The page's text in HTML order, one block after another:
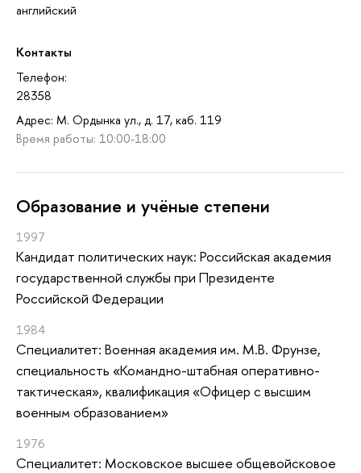
английский
Контакты
Телефон:
28358
Адрес: М. Ордынка ул., д. 17, каб. 119
Время работы: 10:00-18:00
Oбразование и учёные степени
1997
Кандидат политических наук: Российская академия
государственной службы при Президенте
Российской Федерации
1984
Специалитет: Военная академия им. М.В. Фрунзе,
специальность «Командно-штабная оперативно-
тактическая», квалификация «Офицер с высшим
военным образованием»
1976
Специалитет: Московское высшее общевойсковое